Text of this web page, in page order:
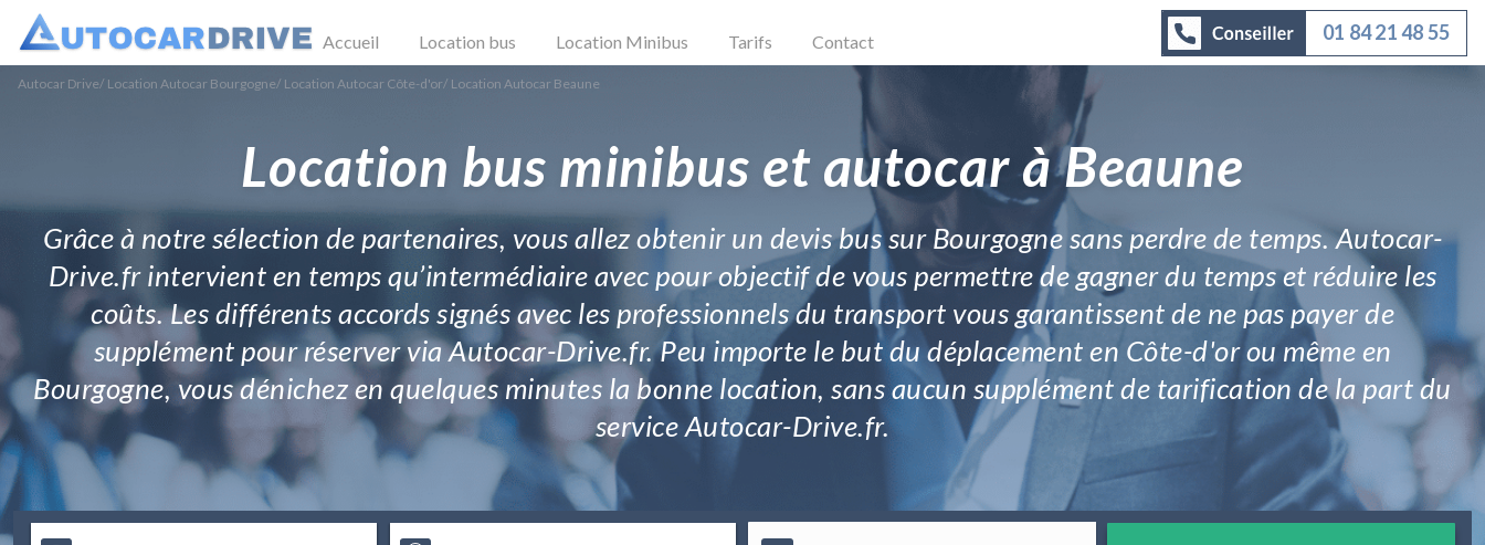
Accueil Location bus Location Minibus Tarifs Contact 01 84 21 48 55
Autocar Drive/ Location Autocar Bourgogne/ Location Autocar Côte-d'or/ Location Autocar Beaune
Location bus minibus et autocar à Beaune
Grâce à notre sélection de partenaires, vous allez obtenir un devis bus sur Bourgogne sans perdre de temps. Autocar-
Drive.fr intervient en temps qu’intermédiaire avec pour objectif de vous permettre de gagner du temps et réduire les
coûts. Les différents accords signés avec les professionnels du transport vous garantissent de ne pas payer de
supplément pour réserver via Autocar-Drive.fr. Peu importe le but du déplacement en Côte-d'or ou même en
Bourgogne, vous dénichez en quelques minutes la bonne location, sans aucun supplément de tarification de la part du
service Autocar-Drive.fr.